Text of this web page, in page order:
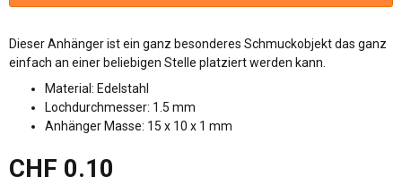
Dieser Anhänger ist ein ganz besonderes Schmuckobjekt das ganz
einfach an einer beliebigen Stelle platziert werden kann.
Material: Edelstahl
Lochdurchmesser: 1.5 mm
Anhänger Masse: 15 x 10 x 1 mm
CHF 0.10